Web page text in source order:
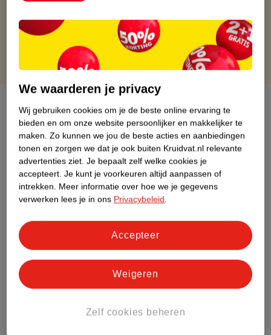
Gratis punten met je Kruidvat kaart
Over dit product
Productinformatie
Etiketinformatie
Nature Impact Score
Dit product heeft (nog) geen Nature
Impact Score.
We waarderen je privacy
Wij gebruiken cookies om je de beste online ervaring te
bieden en om onze website persoonlijker en makkelijker te
maken. Zo kunnen we jou de beste acties en aanbiedingen
tonen en zorgen we dat je ook buiten Kruidvat.nl relevante
advertenties ziet. Je bepaalt zelf welke cookies je
accepteert. Je kunt je voorkeuren altijd aanpassen of
intrekken. Meer informatie over hoe we je gegevens
verwerken lees je in ons Privacybeleid.
Zelf cookies beheren
Weigeren
Accepteer